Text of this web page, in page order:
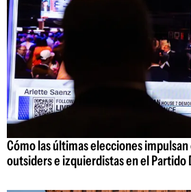
Cómo las últimas elecciones
outsiders e izquierdistas en el Partido